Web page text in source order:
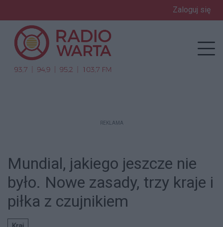
Zaloguj się
REKLAMA
Mundial, jakiego jeszcze nie
było. Nowe zasady, trzy kraje i
piłka z czujnikiem